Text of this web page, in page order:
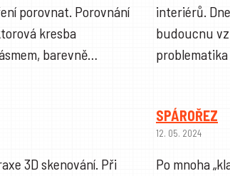
porovnat. Porovnání
kresba
barevně…
interiérů.
budoucnu
3D skenování. Při
SPÁROŘEZ
12. 05. 2024
Po mnoha